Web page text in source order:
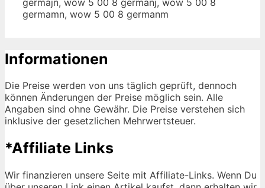
germamn, wow 5 00 8 germanm
Informationen
Die Preise werden von uns täglich geprüft, dennoch
können Änderungen der Preise möglich sein. Alle
Angaben sind ohne Gewähr. Die Preise verstehen sich
inklusive der gesetzlichen Mehrwertsteuer.
*Affiliate Links
Wir finanzieren unsere Seite mit Affiliate-Links. Wenn Du